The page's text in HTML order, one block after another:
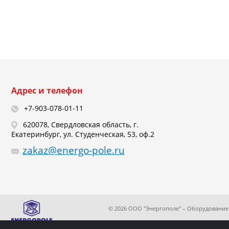
Адрес и телефон
+7-903-078-01-11
620078, Свердловская область, г.
Екатеринбург, ул. Студенческая, 53, оф.2
zakaz@energo-pole.ru
© 2026 ООО "Энергополе" – Оборудование